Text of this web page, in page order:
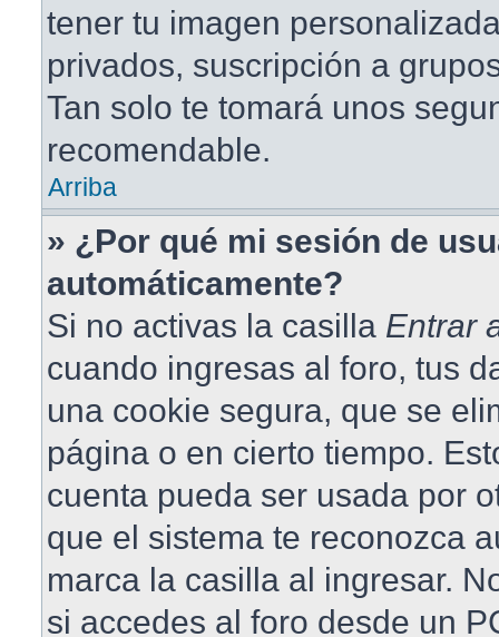
tener tu imagen
privados, suscripción a
Tan solo te tomará unos
recomendable.
Arriba
» ¿Por qué mi sesión de
automáticamente?
Si no activas la casilla Entrar
cuando ingresas al foro, tus
una cookie segura, que se
página o en cierto tiempo.
cuenta pueda ser usada por
que el sistema te reconozca
marca la casilla al ingresar.
si accedes al foro desde un